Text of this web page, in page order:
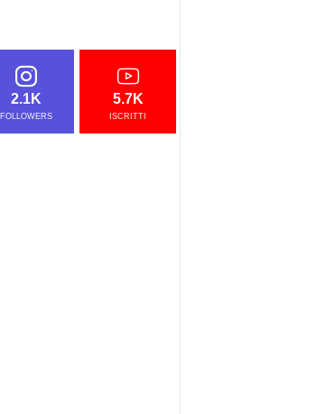
2.1K
FOLLOWERS
5.7K
ISCRITTI